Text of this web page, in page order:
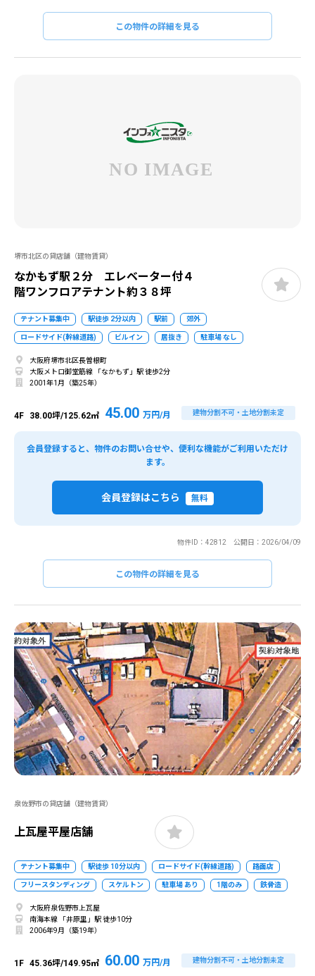
この物件の詳細を見る
堺市北区の貸店舗（建物賃貸）
なかもず駅２分 エレベーター付４
階ワンフロアテナント約３８坪
テナント募集中 駅徒歩 2分以内 駅前 郊外
ロードサイド(幹線道路) ビルイン 居抜き 駐車場 なし
大阪府堺市北区長曽根町
大阪メトロ御堂筋線 「なかもず」駅 徒歩2分
2001年1月（築25年）
4F 38.00坪/125.62㎡ 45.00 万円/月 建物分割不可・土地分割未定
会員登録すると、物件のお問い合せや、便利な機能がご利用いただけ
ます。
会員登録はこちら 無料
物件ID：42812 公開日：2026/04/09
この物件の詳細を見る
泉佐野市の貸店舗（建物賃貸）
上瓦屋平屋店舗
テナント募集中 駅徒歩 10分以内 ロードサイド(幹線道路) 路面店
フリースタンディング スケルトン 駐車場 あり 1階のみ 鉄骨造
大阪府泉佐野市上瓦屋
南海本線 「井原里」駅 徒歩10分
2006年9月（築19年）
1F 45.36坪/149.95㎡ 60.00 万円/月 建物分割不可・土地分割未定